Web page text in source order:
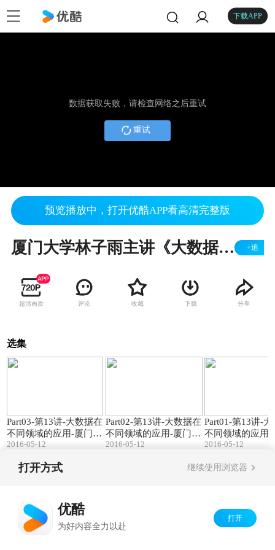
下载APP
数据获取失败，请检查网络之后重试
重试
预览播放中，打开优酷APP看高清完整版
厦门大学林子雨主讲《大数据技术原理与应用》第2章大数据处理架构Hadoop-Part03 +追
超清画质 评论 收藏 下载 分享
选集
Part03-第13讲-大数据在
不同领域的应用-厦门大
学林子雨主讲-大数据技
2016-05-12
Part02-第13讲-大数据在
不同领域的应用-厦门大
学林子雨主讲-大数据技
2016-05-12
Part01-第13讲-
不同领域的应用-
学林子雨主讲-大
2016-05-12
打开方式 继续使用浏览器
优酷
为好内容全力以赴
打开